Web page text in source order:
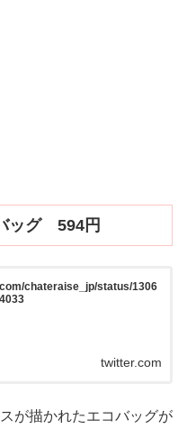
ッグ 594円
chateraise_jp/status/1306
twitter.com
が描かれたエコバッグが